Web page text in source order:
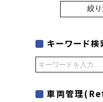
絞
キーワード検
車両管理